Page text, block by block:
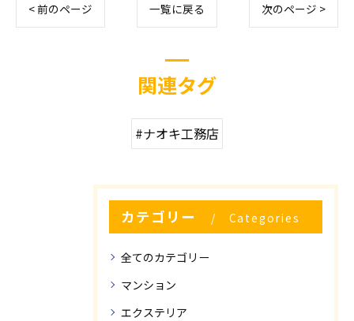
< 前のページ 一覧に戻る 次のページ >
関連タグ
#ナオキ工務店
カテゴリー Categories
全てのカテゴリー
マンション
エクステリア